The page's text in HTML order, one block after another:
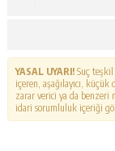
YASAL UYARI!Suç teşkil
içeren, aşağılayıcı,
zarar verici ya da
idari sorumluluk içeriği